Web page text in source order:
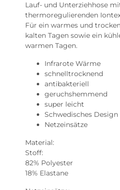
Lauf- und Unterziehhose
thermoregulierenden
Für ein warmes und
kalten Tagen sowie ein
warmen Tagen.
Infrarote Wärme
schnelltrocknend
antibakteriell
geruchshemmend
super leicht
Schwedisches Design
Netzeinsätze
Material:
Stoff:
82% Polyester
18% Elastane